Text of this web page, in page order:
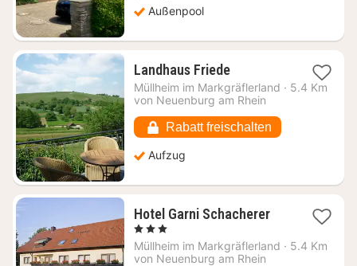
Außenpool
Landhaus Friede1
Nacht
ab
€
Müllheim im Markgräflerland · 5.4 Km
von Neuenburg am Rhein
Rabatt freischalten
Aufzug
Hotel Garni Schacherer1
ab
, 3 Sterne
Müllheim im Markgräflerland · 5.4 Km
von Neuenburg am Rhein